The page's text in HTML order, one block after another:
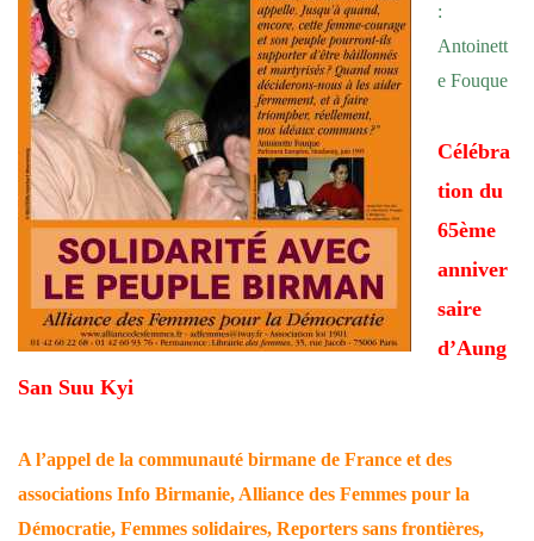
:
Antoinett
e Fouque
Célébra
tion du
65ème
anniver
saire
d’Aung
San Suu Kyi
A l’appel de la communauté birmane de France et des
associations Info Birmanie, Alliance des Femmes pour la
Démocratie, Femmes solidaires, Reporters sans frontières,